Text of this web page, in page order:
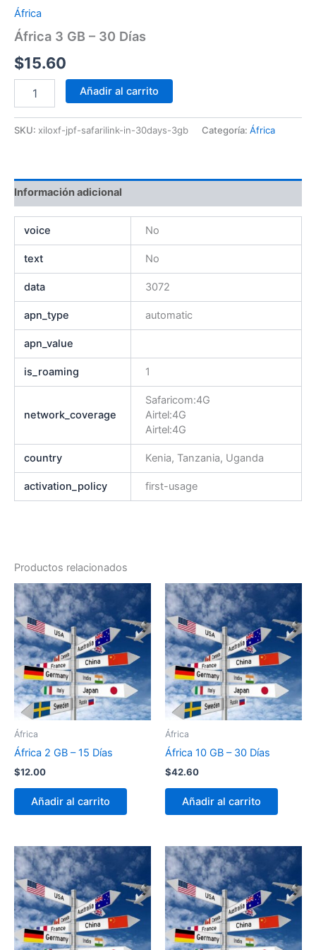
África
África 3 GB – 30 Días
$15.60
Añadir al carrito
SKU: xiloxf-jpf-safarilink-in-30days-3gb Categoría: África
Información adicional
voice No
text No
data 3072
apn_type automatic
apn_value
is_roaming 1
network_coverage
Safaricom:4G
Airtel:4G
Airtel:4G
country Kenia, Tanzania, Uganda
activation_policy first-usage
Productos relacionados
África
África 2 GB – 15 Días
$12.00
Añadir al carrito
África
África 10 GB – 30 Días
$42.60
Añadir al carrito